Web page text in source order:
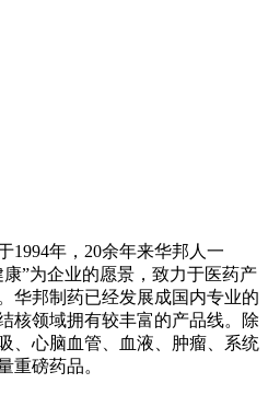
1994年，20余年来华邦人一
”为企业的愿景，致力于医药产
华邦制药已经发展成国内专业的
核领域拥有较丰富的产品线。除
、心脑血管、血液、肿瘤、系统
重磅药品。